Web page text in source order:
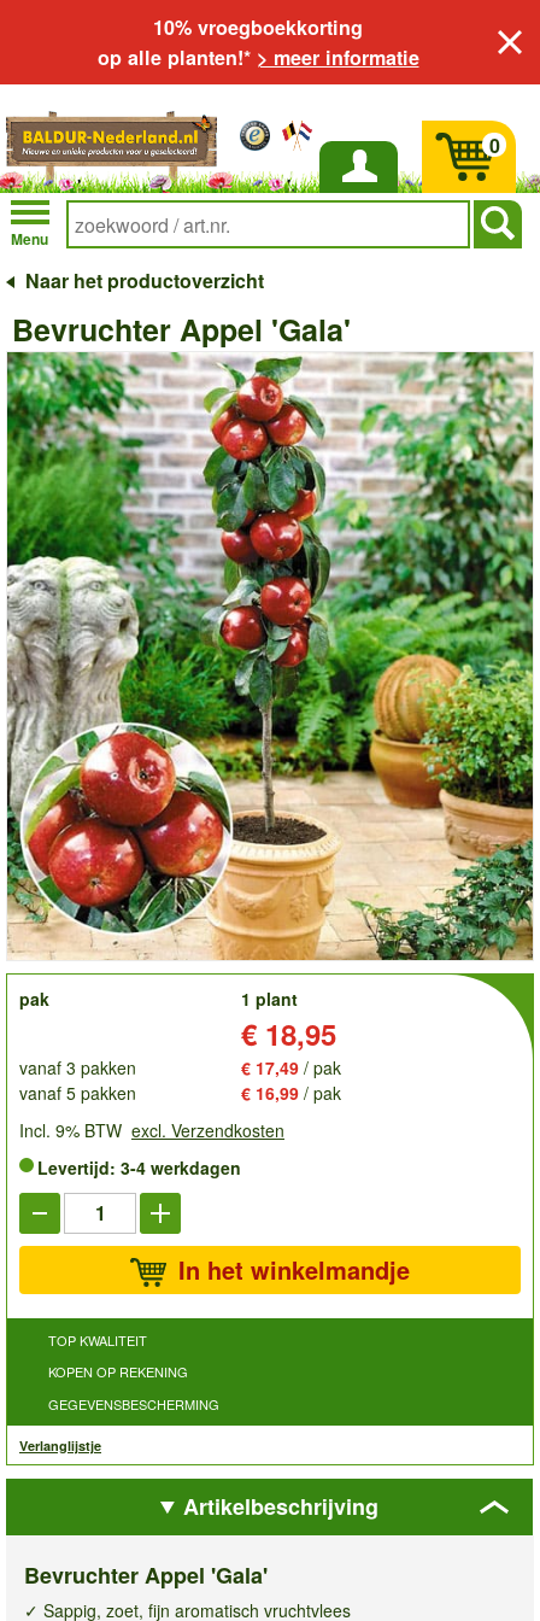
10% vroegboekkorting
op alle planten!* > meer informatie
Inloggen
Menu
0
Naar het productoverzicht
Bevruchter Appel 'Gala'
order
pak
1 plant
€ 18,95
vanaf 3 pakken € 17,49 / pak
vanaf 5 pakken
€ 16,99 / pak
Incl. 9% BTW excl. Verzendkosten
Levertijd: 3-4 werkdagen
In het winkelmandje
TOP KWALITEIT
KOPEN OP REKENING
GEGEVENSBESCHERMING
Verlanglijstje
Artikelbeschrijving
Bevruchter Appel 'Gala'
✓ Sappig, zoet, fijn aromatisch vruchtvlees